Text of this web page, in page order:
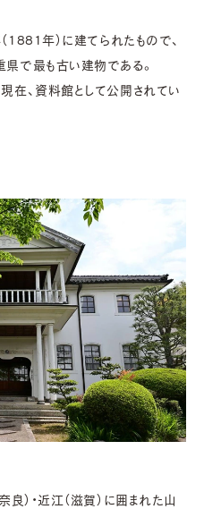
年）に建てられたもので、
で最も古い建物である。
在、資料館として公開されてい
良）・近江（滋賀）に囲まれた山